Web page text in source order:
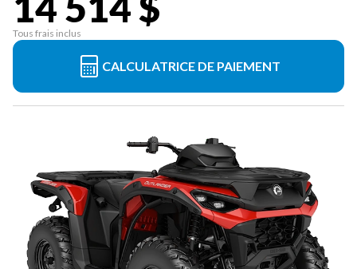
Tous frais inclus
CALCULATRICE DE PAIEMENT